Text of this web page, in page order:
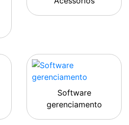
Software
gerenciamento